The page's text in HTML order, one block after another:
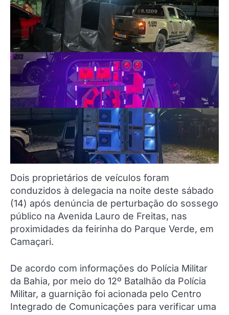
Dois proprietários de veículos foram
conduzidos à delegacia na noite deste sábado
(14) após denúncia de perturbação do sossego
público na Avenida Lauro de Freitas, nas
proximidades da feirinha do Parque Verde, em
Camaçari.
De acordo com informações do Polícia Militar
da Bahia, por meio do 12º Batalhão da Polícia
Militar, a guarnição foi acionada pelo Centro
Integrado de Comunicações para verificar uma